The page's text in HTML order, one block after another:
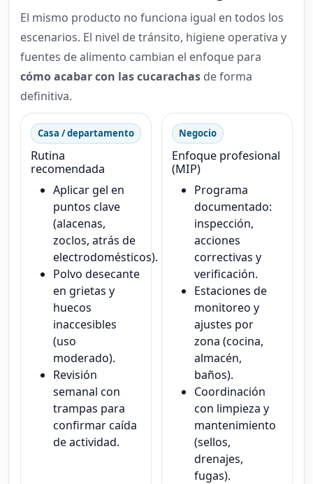
El mismo producto no funciona igual en todos los
escenarios. El nivel de tránsito, higiene operativa y
fuentes de alimento cambian el enfoque para
cómo acabar con las cucarachas de forma
definitiva.
Casa / departamento
Rutina
recomendada
Aplicar gel en
puntos clave
(alacenas,
zoclos, atrás de
electrodomésticos).
Polvo desecante
en grietas y
huecos
inaccesibles
(uso
moderado).
Revisión
semanal con
trampas para
confirmar caída
de actividad.
Negocio
Enfoque profesional
(MIP)
Programa
documentado:
inspección,
acciones
correctivas y
verificación.
Estaciones de
monitoreo y
ajustes por
zona (cocina,
almacén,
baños).
Coordinación
con limpieza y
mantenimiento
(sellos,
drenajes,
fugas).